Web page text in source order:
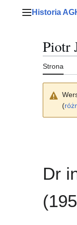
Menu główne
Historia
Piotr
Strona
(
Dr